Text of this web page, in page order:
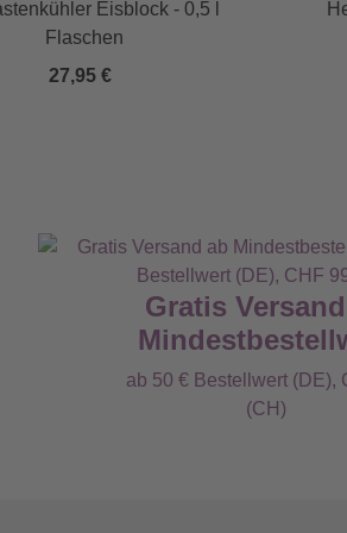
Eisblock - 0,5 l
Flaschen
27,95 €
Gratis
ab 50 € Bestellwert (DE),
(CH)